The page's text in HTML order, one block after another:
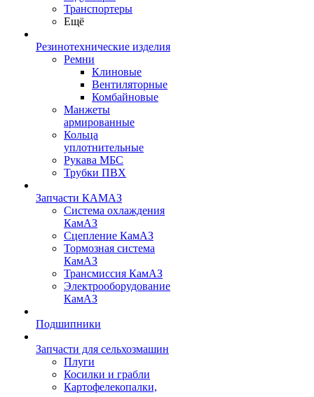
Транспортеры
Ещё
Резинотехнические изделия
Ремни
Клиновые
Вентиляторные
Комбайновые
Манжеты
армированные
Кольца
уплотнительные
Рукава МБС
Трубки ПВХ
Запчасти КАМАЗ
Система охлаждения
КамАЗ
Сцепление КамАЗ
Тормозная система
КамАЗ
Трансмиссия КамАЗ
Электрооборудование
КамАЗ
Подшипники
Запчасти для сельхозмашин
Плуги
Косилки и грабли
Картофелекопалки,